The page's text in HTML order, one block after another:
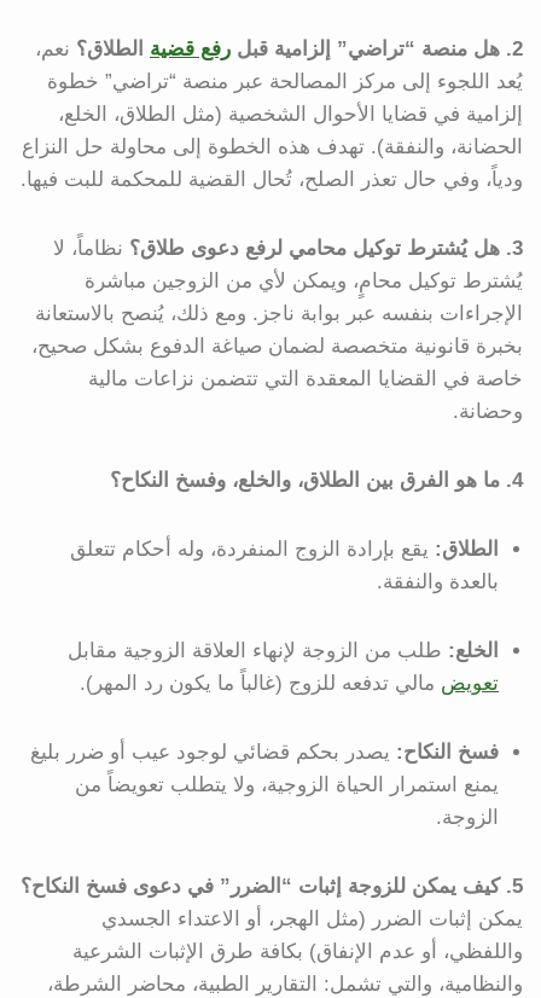
2. هل منصة “تراضي” إلزامية قبل رفع قضية الطلاق؟ نعم،
يُعد اللجوء إلى مركز المصالحة عبر منصة “تراضي” خطوة
إلزامية في قضايا الأحوال الشخصية (مثل الطلاق، الخلع،
الحضانة، والنفقة). تهدف هذه الخطوة إلى محاولة حل النزاع
ودياً، وفي حال تعذر الصلح، تُحال القضية للمحكمة للبت فيها.
3. هل يُشترط توكيل محامي لرفع دعوى طلاق؟
نظاماً، لا
يُشترط توكيل محامٍ، ويمكن لأي من الزوجين مباشرة
الإجراءات بنفسه عبر بوابة ناجز. ومع ذلك، يُنصح بالاستعانة
بخبرة قانونية متخصصة لضمان صياغة الدفوع بشكل صحيح،
خاصة في القضايا المعقدة التي تتضمن نزاعات مالية
وحضانة.
4. ما هو الفرق بين الطلاق، والخلع، وفسخ النكاح؟
الطلاق: يقع بإرادة الزوج المنفردة، وله أحكام تتعلق
بالعدة والنفقة.
الخلع: طلب من الزوجة لإنهاء العلاقة الزوجية مقابل
تعويض مالي تدفعه للزوج (غالباً ما يكون رد المهر).
فسخ النكاح: يصدر بحكم قضائي لوجود عيب أو ضرر بليغ
يمنع استمرار الحياة الزوجية، ولا يتطلب تعويضاً من
الزوجة.
5. كيف يمكن للزوجة إثبات “الضرر” في دعوى فسخ النكاح؟
يمكن إثبات الضرر (مثل الهجر، أو الاعتداء الجسدي
واللفظي، أو عدم الإنفاق) بكافة طرق الإثبات الشرعية
والنظامية، والتي تشمل: التقارير الطبية، محاضر الشرطة،